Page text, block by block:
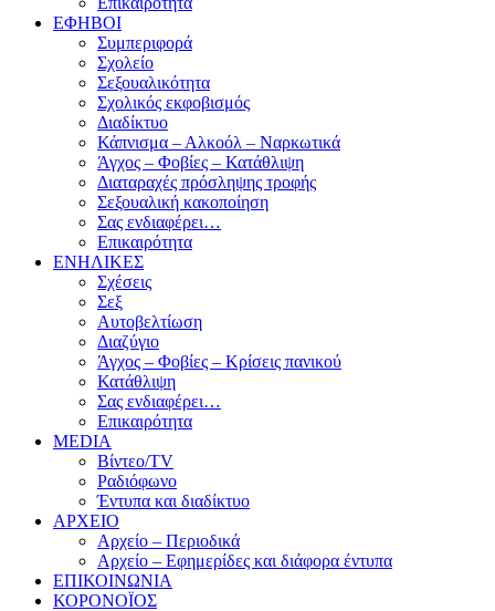
ΕΦΗΒΟΙ
Συμπεριφορά
Σχολείο
Σεξουαλικότητα
Σχολικός εκφοβισμός
Διαδίκτυο
Κάπνισμα – Αλκοόλ – Ναρκωτικά
Άγχος – Φοβίες – Κατάθλιψη
Διαταραχές πρόσληψης τροφής
Σεξουαλική κακοποίηση
Σας ενδιαφέρει…
Επικαιρότητα
ΕΝΗΛΙΚΕΣ
Σχέσεις
Σεξ
Αυτοβελτίωση
Διαζύγιο
Άγχος – Φοβίες – Κρίσεις πανικού
Κατάθλιψη
Σας ενδιαφέρει…
Επικαιρότητα
MEDIA
Βίντεο/TV
Ραδιόφωνο
Έντυπα και διαδίκτυο
ΑΡΧΕΙΟ
Αρχείο – Περιοδικά
Αρχείο – Εφημερίδες και διάφορα έντυπα
ΕΠΙΚΟΙΝΩΝΙΑ
ΚΟΡΟΝΟΪΟΣ